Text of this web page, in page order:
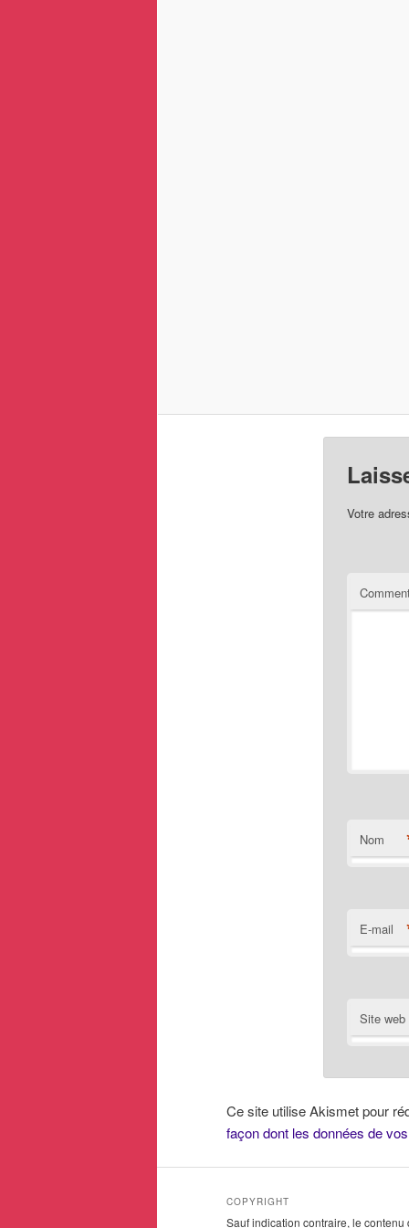
Votre
Nom
E-mail
Site web
Ce site utilise Akismet pour
façon dont les données de
COPYRIGHT
Sauf indication contraire, le contenu